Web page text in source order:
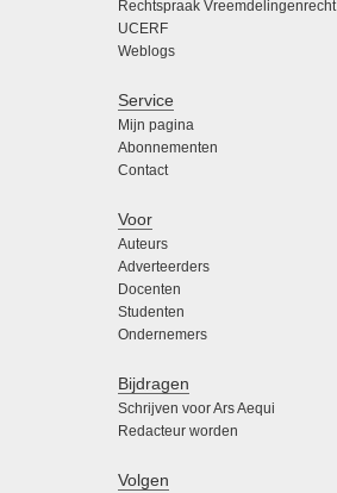
Rechtspraak Vreemdelingenrecht
UCERF
Weblogs
Service
Mijn pagina
Abonnementen
Contact
Voor
Auteurs
Adverteerders
Docenten
Studenten
Ondernemers
Bijdragen
Schrijven voor Ars Aequi
Redacteur worden
Volgen